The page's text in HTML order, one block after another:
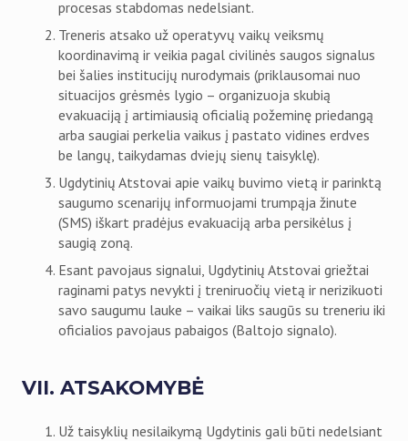
procesas stabdomas nedelsiant.
Treneris atsako už operatyvų vaikų veiksmų
koordinavimą ir veikia pagal civilinės saugos signalus
bei šalies institucijų nurodymais (priklausomai nuo
situacijos grėsmės lygio – organizuoja skubią
evakuaciją į artimiausią oficialią požeminę priedangą
arba saugiai perkelia vaikus į pastato vidines erdves
be langų, taikydamas dviejų sienų taisyklę).
Ugdytinių Atstovai apie vaikų buvimo vietą ir parinktą
saugumo scenarijų informuojami trumpąja žinute
(SMS) iškart pradėjus evakuaciją arba persikėlus į
saugią zoną.
Esant pavojaus signalui, Ugdytinių Atstovai griežtai
raginami patys nevykti į treniruočių vietą ir nerizikuoti
savo saugumu lauke – vaikai liks saugūs su treneriu iki
oficialios pavojaus pabaigos (Baltojo signalo).
VII. ATSAKOMYBĖ
Už taisyklių nesilaikymą Ugdytinis gali būti nedelsiant